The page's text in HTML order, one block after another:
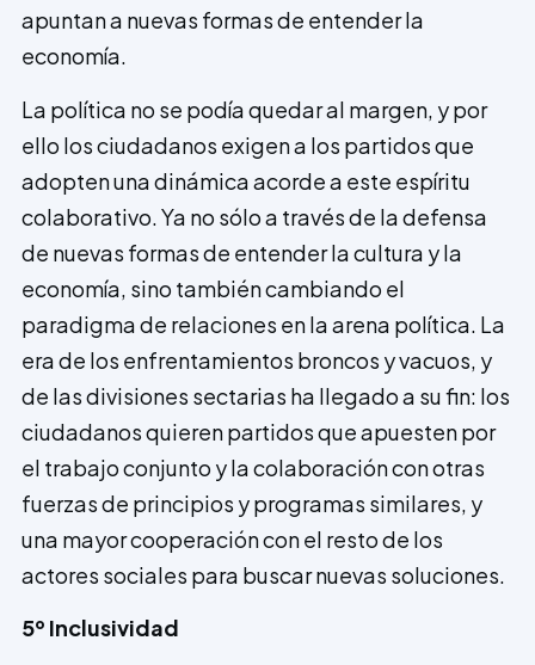
apuntan a nuevas formas de entender la
economía.
La política no se podía quedar al margen, y por
ello los ciudadanos exigen a los partidos que
adopten una dinámica acorde a este espíritu
colaborativo. Ya no sólo a través de la defensa
de nuevas formas de entender la cultura y la
economía, sino también cambiando el
paradigma de relaciones en la arena política. La
era de los enfrentamientos broncos y vacuos, y
de las divisiones sectarias ha llegado a su fin: los
ciudadanos quieren partidos que apuesten por
el trabajo conjunto y la colaboración con otras
fuerzas de principios y programas similares, y
una mayor coope­ración con el resto de los
actores sociales para buscar nuevas soluciones.
5º Inclusividad